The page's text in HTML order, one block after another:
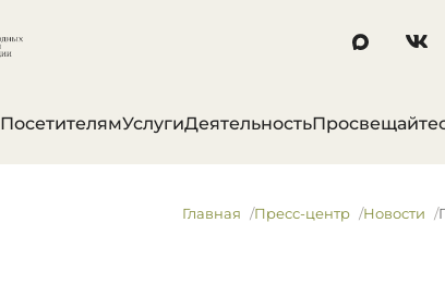
ПосетителямУслугиДеятельность
Главная Пресс-центр Новости